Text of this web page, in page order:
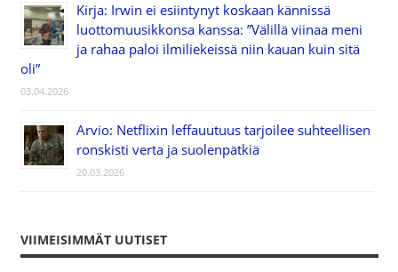
Kirja: Irwin ei esiintynyt koskaan kännissä
luottomuusikkonsa kanssa: ”Välillä viinaa meni
ja rahaa paloi ilmiliekeissä niin kauan kuin sitä
oli”
03.04.2026
Arvio: Netflixin leffauutuus tarjoilee suhteellisen
ronskisti verta ja suolenpätkiä
20.03.2026
VIIMEISIMMÄT UUTISET